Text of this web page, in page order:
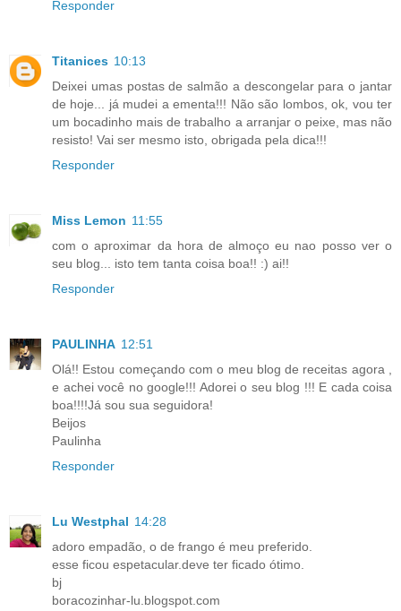
Responder
Titanices 10:13
Deixei umas postas de salmão a descongelar para o jantar
de hoje... já mudei a ementa!!! Não são lombos, ok, vou ter
um bocadinho mais de trabalho a arranjar o peixe, mas não
resisto! Vai ser mesmo isto, obrigada pela dica!!!
Responder
Miss Lemon 11:55
com o aproximar da hora de almoço eu nao posso ver o
seu blog... isto tem tanta coisa boa!! :) ai!!
Responder
PAULINHA 12:51
Olá!! Estou começando com o meu blog de receitas agora ,
e achei você no google!!! Adorei o seu blog !!! E cada coisa
boa!!!!Já sou sua seguidora!
Beijos
Paulinha
Responder
Lu Westphal 14:28
adoro empadão, o de frango é meu preferido.
esse ficou espetacular.deve ter ficado ótimo.
bj
boracozinhar-lu.blogspot.com